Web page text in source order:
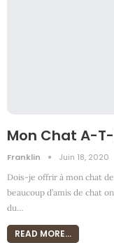
Mon Chat A-
Franklin Juin 18, 2020
Dois-je offrir à mon chat
beaucoup d’amis de chat
du…
READ MORE...